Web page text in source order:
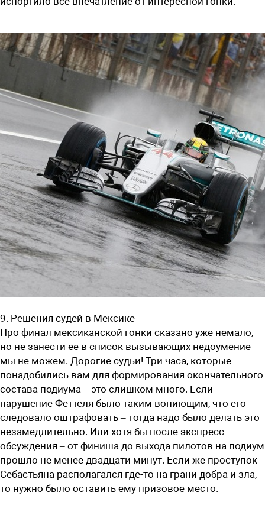
9. Решения судей в Мексике
Про финал мексиканской гонки сказано уже немало,
но не занести ее в список вызывающих недоумение
мы не можем. Дорогие судьи! Три часа, которые
понадобились вам для формирования окончательного
состава подиума – это слишком много. Если
нарушение Феттеля было таким вопиющим, что его
следовало оштрафовать – тогда надо было делать это
незамедлительно. Или хотя бы после экспресс-
обсуждения – от финиша до выхода пилотов на подиум
прошло не менее двадцати минут. Если же проступок
Себастьяна располагался где-то на грани добра и зла,
то нужно было оставить ему призовое место.